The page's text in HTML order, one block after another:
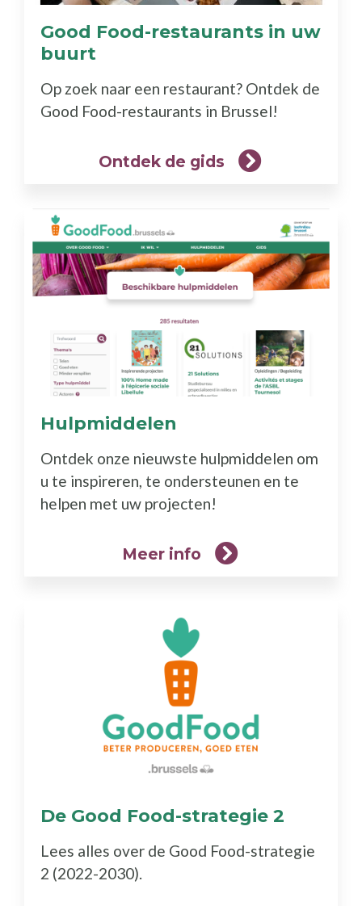
Good Food-restaurants in uw
buurt
gids)
Op zoek naar een restaurant? Ontdek de
Good Food-restaurants in Brussel!
Ontdek de gids
Hulpmiddelen
Ontdek onze nieuwste hulpmiddelen om
u te inspireren, te ondersteunen en te
helpen met uw projecten!
Meer info
De Good Food-strategie 2
Lees alles over de Good Food-strategie
2 (2022-2030).